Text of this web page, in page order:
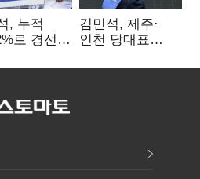
, 누적
로 경선
김민석, 제주·
인천 당대표